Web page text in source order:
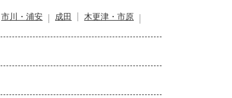
市川・浦安 成田
木更津・市原